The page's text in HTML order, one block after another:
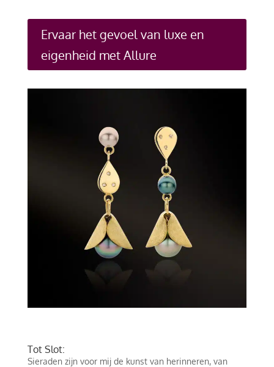
Ervaar het gevoel van luxe en
eigenheid met Allure
Tot Slot:
Sieraden zijn voor mij de kunst van herinneren, van